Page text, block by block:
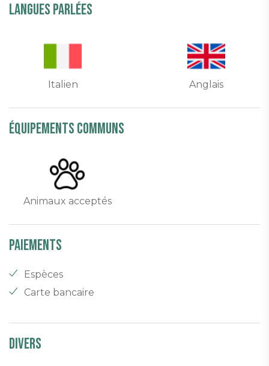
Langues parlées
Italien Anglais
équipements communs
Animaux acceptés
Paiements
Espèces
Carte bancaire
Divers